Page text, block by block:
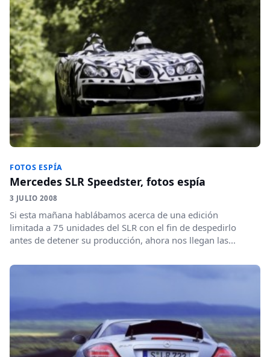
FOTOS ESPÍA
Mercedes SLR Speedster, fotos espía
3 JULIO 2008
Si esta mañana hablábamos acerca de una edición
limitada a 75 unidades del SLR con el fin de despedirlo
antes de detener su producción, ahora nos llegan las...